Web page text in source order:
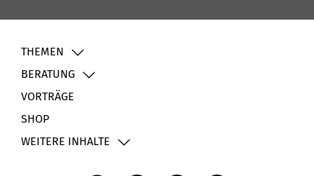
THEMEN
BERATUNG
VORTRÄGE
SHOP
WEITERE INHALTE